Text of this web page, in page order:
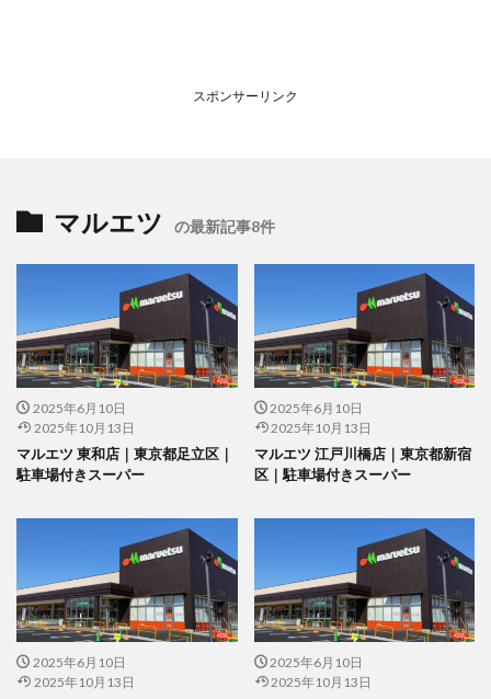
スポンサーリンク
マルエツ の最新記事8件
2025年6月10日
2025年10月13日
マルエツ 東和店｜東京都足立区｜
駐車場付きスーパー
2025年6月10日
2025年10月13日
マルエツ 江戸川橋店｜東京都新宿
区｜駐車場付きスーパー
2025年6月10日
2025年10月13日
2025年6月10日
2025年10月13日